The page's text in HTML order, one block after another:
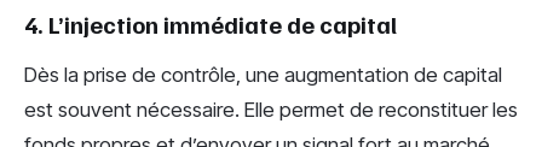
4. L’injection immédiate de capital
Dès la prise de contrôle, une augmentation de capital
est souvent nécessaire. Elle permet de reconstituer les